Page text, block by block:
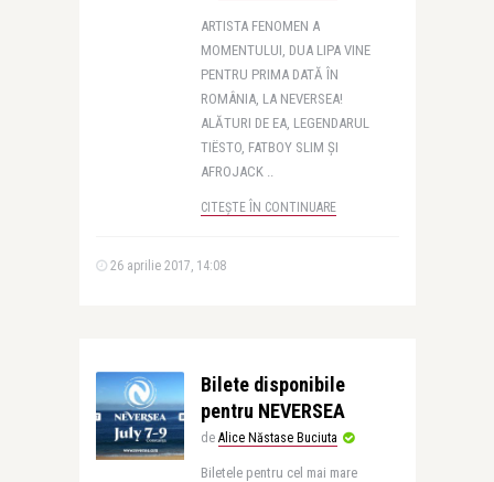
ARTISTA FENOMEN A
MOMENTULUI, DUA LIPA VINE
PENTRU PRIMA DATĂ ÎN
ROMÂNIA, LA NEVERSEA!
ALĂTURI DE EA, LEGENDARUL
TIËSTO, FATBOY SLIM ȘI
AFROJACK ..
CITEȘTE ÎN CONTINUARE
26 aprilie 2017, 14:08
Bilete disponibile
pentru NEVERSEA
de Alice Năstase Buciuta
Biletele pentru cel mai mare